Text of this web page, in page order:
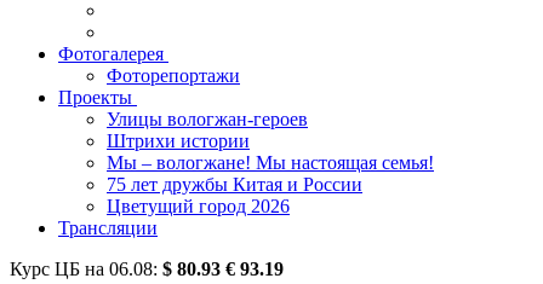
Фотогалерея
Фоторепортажи
Проекты
Улицы вологжан-героев
Штрихи истории
Мы – вологжане! Мы настоящая семья!
75 лет дружбы Китая и России
Цветущий город 2026
Трансляции
Курс ЦБ на 06.08: $ 80.93 € 93.19